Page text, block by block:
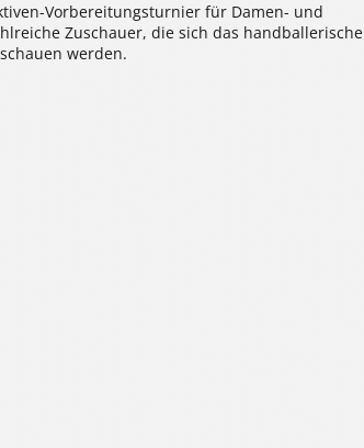
Vorbereitungsturnier für Damen- und
Zuschauer, die sich das handballerische
werden.